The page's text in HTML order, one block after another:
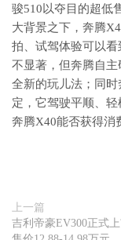
骏510以夺目的超低
大背景之下，奔腾
拍、试驾体验可以
不显著，但奔腾自
全新的玩儿法；同
定，它驾驶平顺、
奔腾X40能否获得消
上一篇
吉利帝豪EV300正式